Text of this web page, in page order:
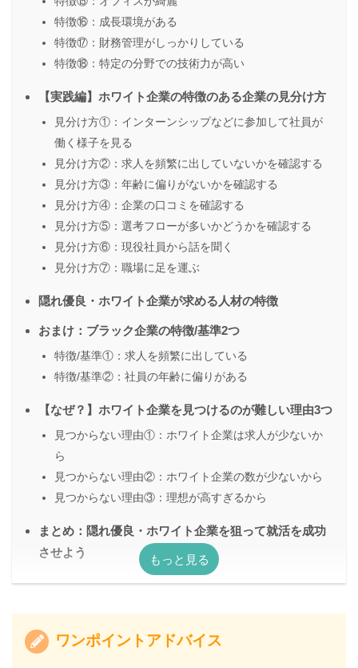
特徴⑯：成長環境がある
特徴⑰：財務管理がしっかりしている
特徴⑱：特定の分野での技術力が高い
【実践編】ホワイト企業の特徴のある企業の見分け方
見分け方①：インターンシップなどに参加して社員が
働く様子を見る
見分け方②：求人を頻繁に出していないかを確認する
見分け方③：年齢に偏りがないかを確認する
見分け方④：企業の口コミを確認する
見分け方⑤：選考フローが多いかどうかを確認する
見分け方⑥：現役社員から話を聞く
見分け方⑦：職場に足を運ぶ
隠れ優良・ホワイト企業が求める人材の特徴
おまけ：ブラック企業の特徴/基準2つ
特徴/基準①：求人を頻繁に出している
特徴/基準②：社員の年齢に偏りがある
【なぜ？】ホワイト企業を見つけるのが難しい理由3つ
見つからない理由①：ホワイト企業は求人が少ないか
ら
見つからない理由②：ホワイト企業の数が少ないから
見つからない理由③：理想が高すぎるから
まとめ：隠れ優良・ホワイト企業を狙って就活を成功
させよう
ワンポイントアドバイス